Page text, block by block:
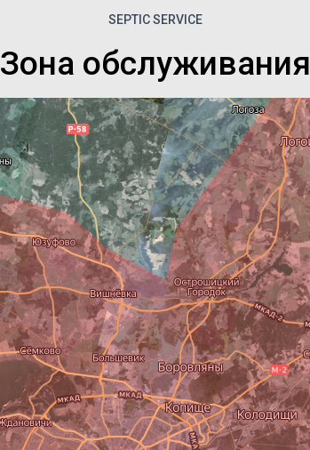
SEPTIC SERVICE
Зона обслуживания